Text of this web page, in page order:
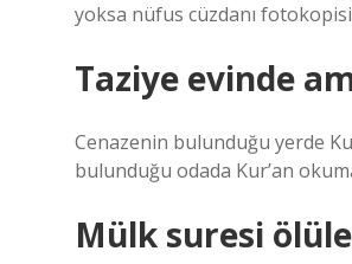
yoksa nüfus cüzdanı
Taziye evinde
Cenazenin bulunduğu yerde
bulunduğu odada Kur’an
Mülk suresi